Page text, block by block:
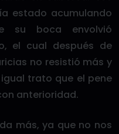
estado acumulando
su boca envolvió
el cual después de
no resistió más y
trato que el pene
anterioridad.
más, ya que no nos